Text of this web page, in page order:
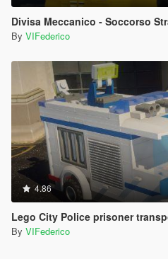
Divisa Meccanico - Soccorso
By VIFederico
4.86
Lego City Police prisoner
By VIFederico